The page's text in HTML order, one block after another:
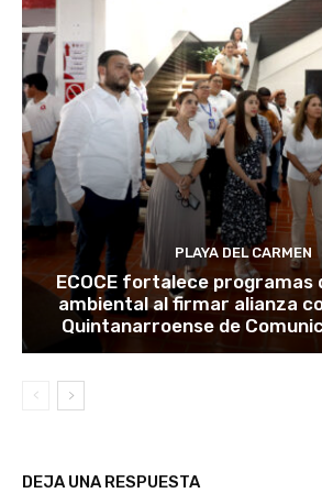
PLAYA DEL CARMEN
ECOCE fortalece programas
ambiental al firmar alianza
Quintanarroense de
DEJA UNA RESPUESTA